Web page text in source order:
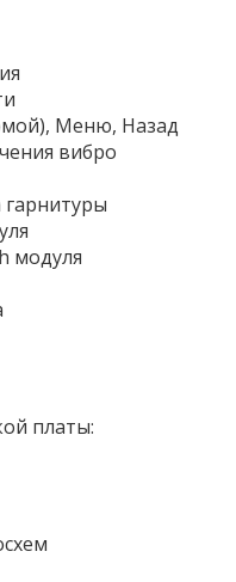
Меню, Назад
вибро
модуля
платы: